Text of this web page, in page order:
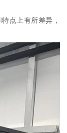
点上有所差异，